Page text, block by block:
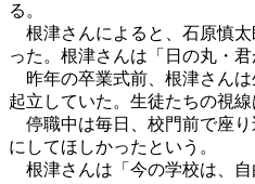
る。
根津さんによると、石原慎太
った。根津さんは「日の丸・
昨年の卒業式前、根津さんは
起立していた。生徒たちの視
停職中は毎日、校門前で座り
にしてほしかったという。
根津さんは「今の学校は、自